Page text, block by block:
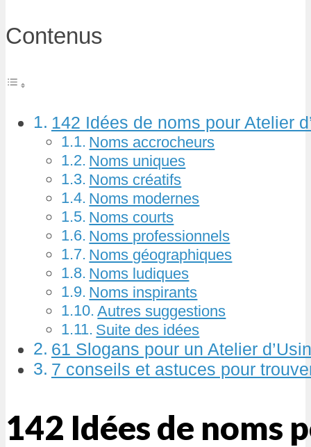
Contenus
142 Idées de noms pour Atelier
Noms accrocheurs
Noms uniques
Noms créatifs
Noms modernes
Noms courts
Noms professionnels
Noms géographiques
Noms ludiques
Noms inspirants
Autres suggestions
Suite des idées
61 Slogans pour un Atelier
7 conseils et astuces pour
142 Idées de noms